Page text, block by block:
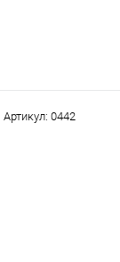
Артикул: 0442